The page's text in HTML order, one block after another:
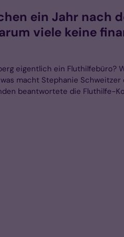
ein Jahr nach
viele keine
eigentlich ein Fluthilfebüro?
macht Stephanie Schweitzer
beantwortete die Fluthilfe-